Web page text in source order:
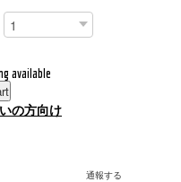
available
の方向け
通報する